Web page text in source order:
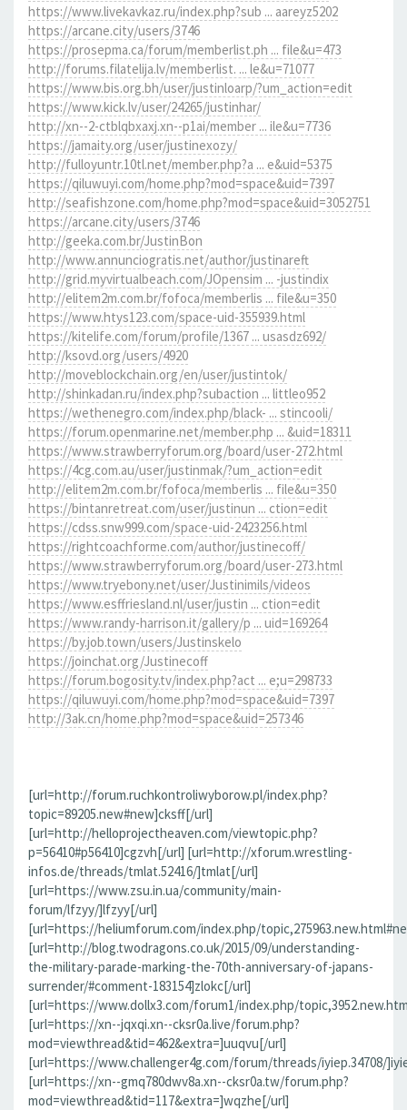
https://www.livekavkaz.ru/index.php?sub ... aareyz5202
https://arcane.city/users/3746
https://prosepma.ca/forum/memberlist.ph ... file&u=473
http://forums.filatelija.lv/memberlist. ... le&u=71077
https://www.bis.org.bh/user/justinloarp/?um_action=edit
https://www.kick.lv/user/24265/justinhar/
http://xn--2-ctblqbxaxj.xn--p1ai/member ... ile&u=7736
https://jamaity.org/user/justinexozy/
http://fulloyuntr.10tl.net/member.php?a ... e&uid=5375
https://qiluwuyi.com/home.php?mod=space&uid=7397
http://seafishzone.com/home.php?mod=space&uid=3052751
https://arcane.city/users/3746
http://geeka.com.br/JustinBon
http://www.annunciogratis.net/author/justinareft
http://grid.myvirtualbeach.com/JOpensim ... -justindix
http://elitem2m.com.br/fofoca/memberlis ... file&u=350
https://www.htys123.com/space-uid-355939.html
https://kitelife.com/forum/profile/1367 ... usasdz692/
http://ksovd.org/users/4920
http://moveblockchain.org/en/user/justintok/
http://shinkadan.ru/index.php?subaction ... littleo952
https://wethenegro.com/index.php/black- ... stincooli/
https://forum.openmarine.net/member.php ... &uid=18311
https://www.strawberryforum.org/board/user-272.html
https://4cg.com.au/user/justinmak/?um_action=edit
http://elitem2m.com.br/fofoca/memberlis ... file&u=350
https://bintanretreat.com/user/justinun ... ction=edit
https://cdss.snw999.com/space-uid-2423256.html
https://rightcoachforme.com/author/justinecoff/
https://www.strawberryforum.org/board/user-273.html
https://www.tryebony.net/user/Justinimils/videos
https://www.esffriesland.nl/user/justin ... ction=edit
https://www.randy-harrison.it/gallery/p ... uid=169264
https://by.job.town/users/Justinskelo
https://joinchat.org/Justinecoff
https://forum.bogosity.tv/index.php?act ... e;u=298733
https://qiluwuyi.com/home.php?mod=space&uid=7397
http://3ak.cn/home.php?mod=space&uid=257346
[url=http://forum.ruchkontroliwyborow.pl/index.php?
topic=89205.new#new]cksff[/url]
[url=http://helloprojectheaven.com/viewtopic.php?
p=56410#p56410]cgzvh[/url] [url=http://xforum.wrestling-
infos.de/threads/tmlat.52416/]tmlat[/url]
[url=https://www.zsu.in.ua/community/main-
forum/lfzyy/]lfzyy[/url]
[url=https://heliumforum.com/index.php/
[url=http://blog.twodragons.co.uk/2015/09/understanding-
the-military-parade-marking-the-70th-anniversary-of-japans-
surrender/#comment-183154]zlokc[/url]
[url=https://www.dollx3.com/forum1/index.php/
[url=https://xn--jqxqi.xn--cksr0a.live/forum.php?
mod=viewthread&tid=462&extra=]uuqvu[/url]
[url=https://www.challenger4g.com/forum/threads/iyiep.34708/
[url=https://xn--gmq780dwv8a.xn--cksr0a.tw/forum.php?
mod=viewthread&tid=117&extra=]wqzhe[/url]